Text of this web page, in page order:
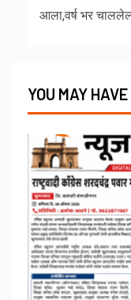
आला,वर्ष भर
YOU MAY